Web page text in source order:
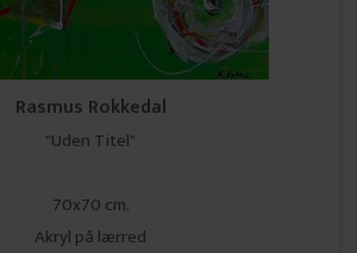
Rasmus Rokkedal
"Uden Titel"
70x70 cm.
Akryl på lærred